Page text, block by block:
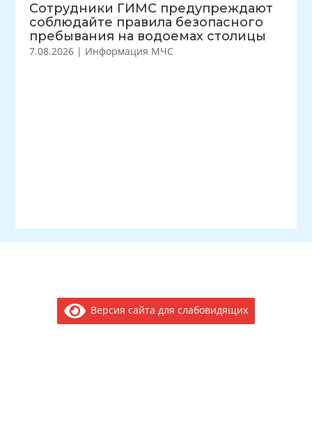
Сотрудники ГИМС предупреждают
соблюдайте правила безопасного
пребывания на водоемах столицы
7.08.2026 | Информация МЧС
Версия сайта для слабовидящих